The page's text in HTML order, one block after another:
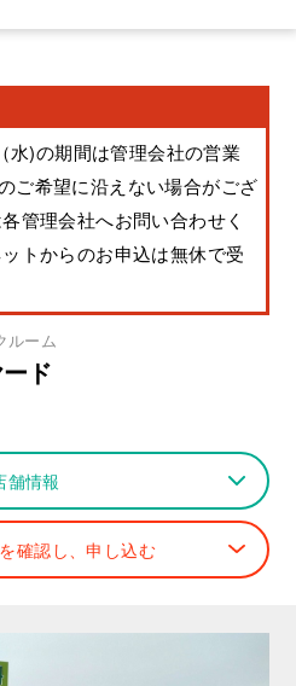
水)の期間は管理会社の営業
ご希望に沿えない場合がござ
管理会社へお問い合わせく
トからのお申込は無休で受
ルーム
ド
舗情報
確認し、申し込む